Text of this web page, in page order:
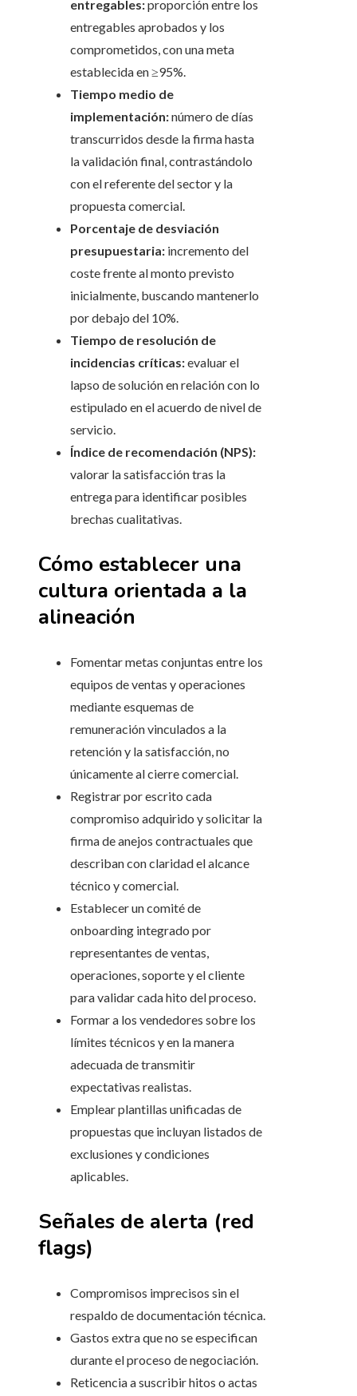
entregables:proporción entre los
entregables aprobados y los
comprometidos, con una meta
establecida en ≥95%.
Tiempo medio de
implementación:número de días
transcurridos desde la firma hasta
la validación final, contrastándolo
con el referente del sector y la
propuesta comercial.
Porcentaje de desviación
presupuestaria: incremento del
coste frente al monto previsto
inicialmente, buscando mantenerlo
por debajo del 10%.
Tiempo de resolución de
incidencias críticas:evaluar el
lapso de solución en relación con lo
estipulado en el acuerdo de nivel de
servicio.
Índice de recomendación (NPS):
valorar la satisfacción tras la
entrega para identificar posibles
brechas cualitativas.
Cómo establecer una
cultura orientada a la
alineación
Fomentar metas conjuntas entre los
equipos de ventas y operaciones
mediante esquemas de
remuneración vinculados a la
retención y la satisfacción, no
únicamente al cierre comercial.
Registrar por escrito cada
compromiso adquirido y solicitar la
firma de anejos contractuales que
describan con claridad el alcance
técnico y comercial.
Establecer un comité de
onboarding integrado por
representantes de ventas,
operaciones, soporte y el cliente
para validar cada hito del proceso.
Formar a los vendedores sobre los
límites técnicos y en la manera
adecuada de transmitir
expectativas realistas.
Emplear plantillas unificadas de
propuestas que incluyan listados de
exclusiones y condiciones
aplicables.
Señales de alerta (red
flags)
Compromisos imprecisos sin el
respaldo de documentación técnica.
Gastos extra que no se especifican
durante el proceso de negociación.
Reticencia a suscribir hitos o actas